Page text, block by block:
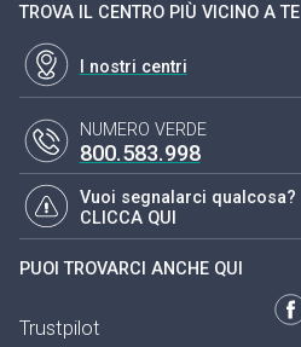
TROVA IL CENTRO PIÙ VICINO A TE
I nostri centri
NUMERO VERDE
800.583.998
Vuoi segnalarci qualcosa?
CLICCA QUI
PUOI TROVARCI ANCHE QUI
Trustpilot